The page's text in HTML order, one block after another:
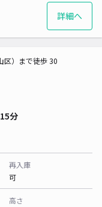
詳細へ
区）まで徒歩 30
分
再入庫
可
高さ